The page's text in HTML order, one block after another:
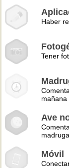
Haber
Tener
mañana
Ave
Móvil